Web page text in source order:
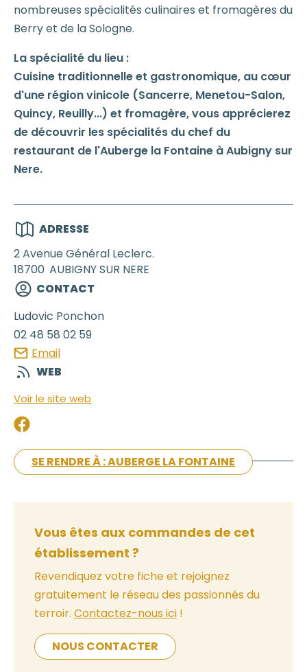
nombreuses spécialités culinaires et fromagères du
Berry et de la Sologne.
La spécialité du lieu :
Cuisine traditionnelle et gastronomique, au cœur
d'une région vinicole (Sancerre, Menetou-Salon,
Quincy, Reuilly...) et fromagère, vous apprécierez
de découvrir les spécialités du chef du
restaurant de l'Auberge la Fontaine à Aubigny sur
Nere.
ADRESSE
2 Avenue Général Leclerc.
18700 AUBIGNY SUR NERE
CONTACT
Ludovic Ponchon
02 48 58 02 59
Email
WEB
Voir le site web
SE RENDRE À : AUBERGE LA FONTAINE
Vous êtes aux commandes de cet
établissement ?
Revendiquez votre fiche et rejoignez
gratuitement le réseau des passionnés du
terroir. Contactez-nous ici !
NOUS CONTACTER